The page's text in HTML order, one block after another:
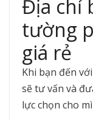
Địa chỉ
tường
giá rẻ
Khi bạn đến
sẽ tư vấn và
lực chọn cho